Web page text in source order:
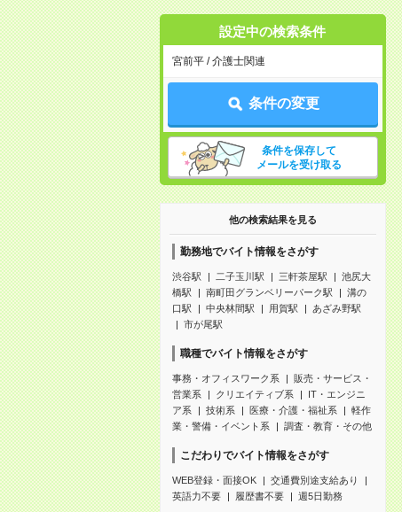
設定中の検索条件
宮前平 / 介護士関連
条件の変更
条件を保存して
メールを受け取る
他の検索結果を見る
勤務地でバイト情報をさがす
渋谷駅 二子玉川駅 三軒茶屋駅
池尻大
橋駅
南町田グランベリーパーク駅
溝の
口駅
中央林間駅 用賀駅
あざみ野駅
市が尾駅
職種でバイト情報をさがす
事務・オフィスワーク系
販売・サービス・
営業系
クリエイティブ系
IT・エンジニ
ア系
技術系 医療・介護・福祉系
軽作
業・警備・イベント系
調査・教育・その他
こだわりでバイト情報をさがす
WEB登録・面接OK
交通費別途支給あり
英語力不要
履歴書不要 週5日勤務